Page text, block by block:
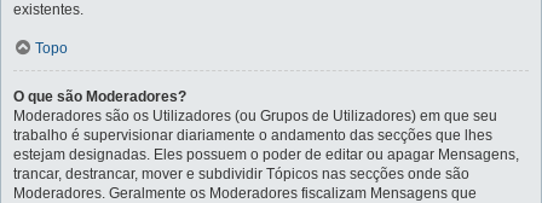
existentes.
Topo
O que são Moderadores?
Moderadores são os Utilizadores (ou Grupos de Utilizadores) em que seu
trabalho é supervisionar diariamente o andamento das secções que lhes
estejam designadas. Eles possuem o poder de editar ou apagar Mensagens,
trancar, destrancar, mover e subdividir Tópicos nas secções onde são
Moderadores. Geralmente os Moderadores fiscalizam Mensagens que